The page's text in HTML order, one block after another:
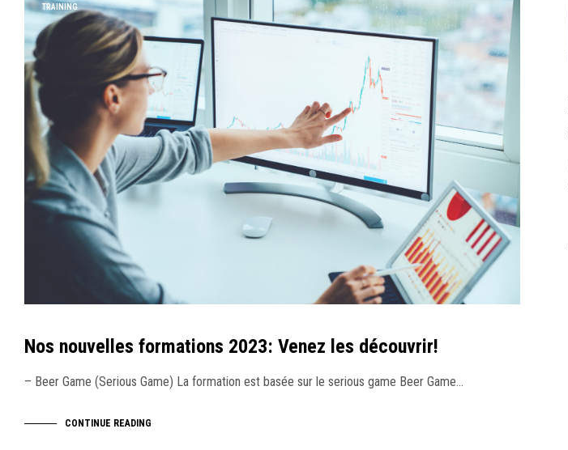
TRAINING
Nos nouvelles formations 2023: Venez les découvrir!
– Beer Game (Serious Game) La formation est basée sur le serious game Beer Game…
CONTINUE READING